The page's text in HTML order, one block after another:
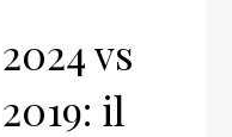
vs
il